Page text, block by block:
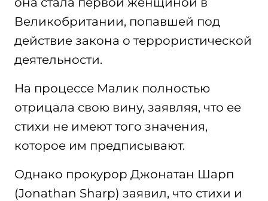
Великобритании, попавшей под
действие закона о террористической
деятельности.
На процессе Малик полностью
отрицала свою вину, заявляя, что ее
стихи не имеют того значения,
которое им предписывают.
Однако прокурор Джонатан Шарп
(Jonathan Sharp) заявил, что стихи и